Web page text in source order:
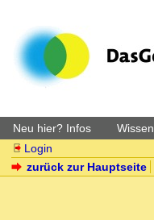
Neu hier? Infos Wissen
Login
zurück zur Hauptseite